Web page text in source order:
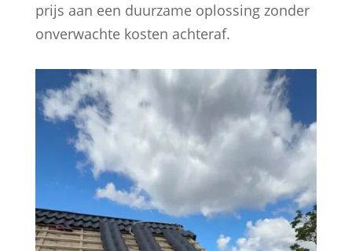
prijs aan een duurzame oplossing zonder
onverwachte kosten achteraf.